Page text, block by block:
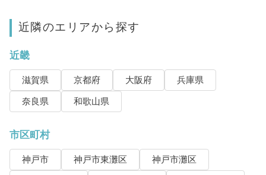
近隣のエリアから探す
近畿
滋賀県 京都府 大阪府
兵庫県
奈良県
和歌山県
市区町村
神戸市 神戸市東灘区
神戸市灘区